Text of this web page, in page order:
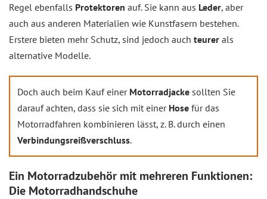
Regel ebenfalls Protektoren auf. Sie kann aus Leder, aber
auch aus anderen Materialien wie Kunstfasern bestehen.
Erstere bieten mehr Schutz, sind jedoch auch teurer als
alternative Modelle.
Doch auch beim Kauf einer Motorradjacke sollten Sie
darauf achten, dass sie sich mit einer Hose für das
Motorradfahren kombinieren lässt, z. B. durch einen
Verbindungsreißverschluss.
Ein Motorradzubehör mit mehreren Funktionen:
Die Motorradhandschuhe